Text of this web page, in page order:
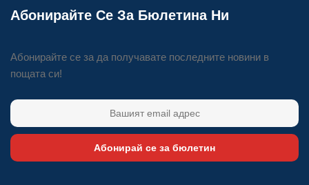
Абонирайте Се За Бюлетина Ни
Абонирайте се за да получавате последните новини в
пощата си!
Абонирай се за бюлетин